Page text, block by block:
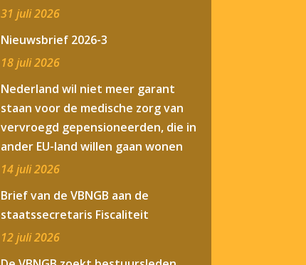
31 juli 2026
Nieuwsbrief 2026-3
18 juli 2026
Nederland wil niet meer garant
staan voor de medische zorg van
vervroegd gepensioneerden, die in
ander EU-land willen gaan wonen
14 juli 2026
Brief van de VBNGB aan de
staatssecretaris Fiscaliteit
12 juli 2026